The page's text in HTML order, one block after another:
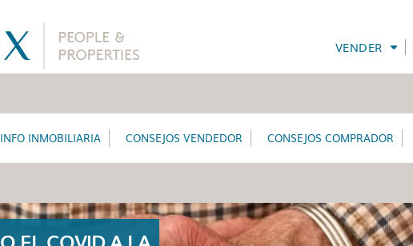
VENDER
INFO INMOBILIARIA CONSEJOS VENDEDOR CONSEJOS COMPRADOR